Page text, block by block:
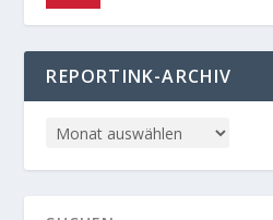
REPORTINK-ARCHIV